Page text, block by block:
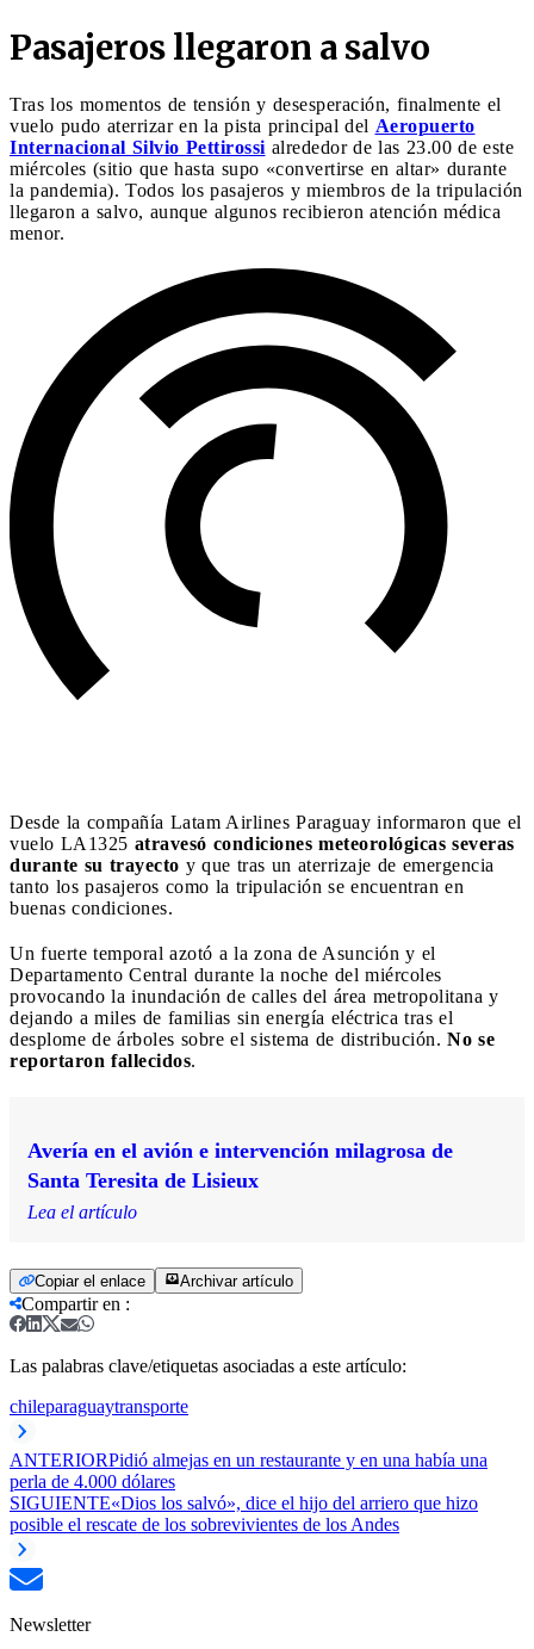
Pasajeros llegaron a salvo
Tras los momentos de tensión y desesperación, finalmente el
vuelo pudo aterrizar en la pista principal del Aeropuerto
Internacional Silvio Pettirossi alrededor de las 23.00 de este
miércoles (sitio que hasta supo «convertirse en altar» durante
la pandemia). Todos los pasajeros y miembros de la tripulación
llegaron a salvo, aunque algunos recibieron atención médica
menor.
Desde la compañía Latam Airlines Paraguay informaron que el
vuelo LA1325 atravesó condiciones meteorológicas severas
durante su trayecto y que tras un aterrizaje de emergencia
tanto los pasajeros como la tripulación se encuentran en
buenas condiciones.
Un fuerte temporal azotó a la zona de Asunción y el
Departamento Central durante la noche del miércoles
provocando la inundación de calles del área metropolitana y
dejando a miles de familias sin energía eléctrica tras el
desplome de árboles sobre el sistema de distribución. No se
reportaron fallecidos.
Avería en el avión e intervención milagrosa de
Santa Teresita de Lisieux
Lea el artículo
Copiar el enlace Archivar artículo
Compartir en :
Las palabras clave/etiquetas asociadas a este artículo:
chileparaguaytransporte
ANTERIORPidió almejas en un restaurante y en una había una
perla de 4.000 dólares
SIGUIENTE«Dios los salvó», dice el hijo del arriero que hizo
posible el rescate de los sobrevivientes de los Andes
Newsletter